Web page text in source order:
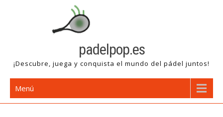
padelpop.es
¡Descubre, juega y conquista el mundo del pádel juntos!
Menú